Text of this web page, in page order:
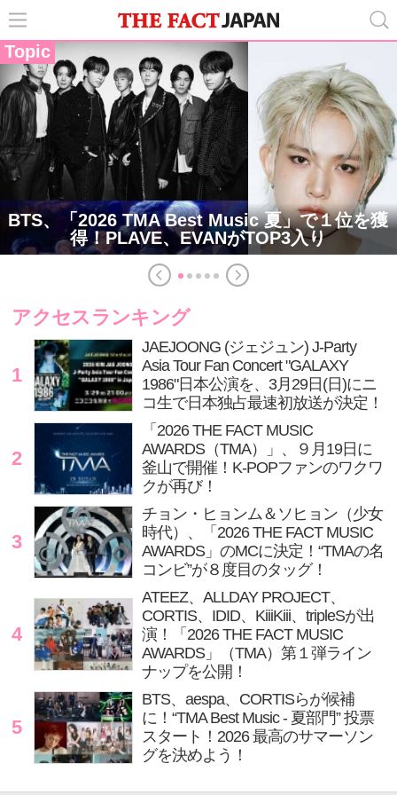
Topic
BTS、「2026 TMA Best Music 夏」で１位を獲
得！PLAVE、EVANがTOP3入り
アクセスランキング
1
JAEJOONG (ジェジュン) J-Party
Asia Tour Fan Concert "GALAXY
1986"日本公演を、3月29日(日)にニ
コ生で日本独占最速初放送が決定！
2
「2026 THE FACT MUSIC
AWARDS（TMA）」、９月19日に
釜山で開催！K-POPファンのワクワ
クが再び！
3
チョン・ヒョンム＆ソヒョン（少女
時代）、「2026 THE FACT MUSIC
AWARDS」のMCに決定！“TMAの名
コンビ”が８度目のタッグ！
4
ATEEZ、ALLDAY PROJECT、
CORTIS、IDID、KiiiKiii、tripleSが出
演！「2026 THE FACT MUSIC
AWARDS」（TMA）第１弾ライン
ナップを公開！
5
BTS、aespa、CORTISらが候補
に！“TMA Best Music - 夏部門” 投票
スタート！2026 最高のサマーソン
グを決めよう！